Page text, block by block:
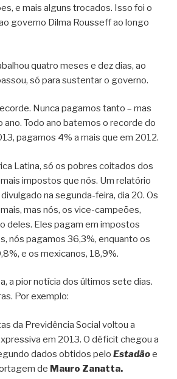
e mais alguns trocados. Isso foi o
governo Dilma Rousseff ao longo
quatro meses e dez dias, ao
só para sustentar o governo.
Nunca pagamos tanto – mas
Todo ano batemos o recorde do
pagamos 4% a mais que em 2012.
Latina, só os pobres coitados dos
impostos que nós. Um relatório
na segunda-feira, dia 20. Os
mas nós, os vice-campeões,
deles. Eles pagam em impostos
nós pagamos 36,3%, enquanto os
e os mexicanos, 18,9%.
a pior notícia dos últimos sete dias.
Por exemplo:
da Previdência Social voltou a
em 2013. O déficit chegou a
dados obtidos pelo Estadãoe
de Mauro Zanatta.